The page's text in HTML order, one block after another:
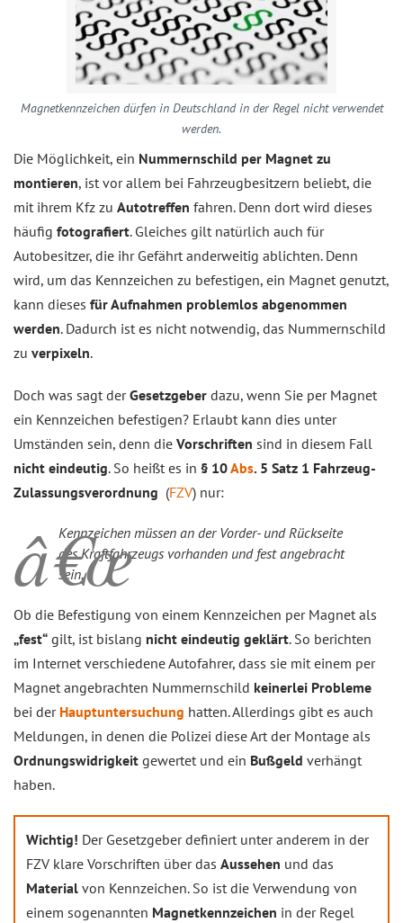
Magnetkennzeichen dürfen in Deutschland in der Regel nicht verwendet
werden.
Die Möglichkeit, ein Nummernschild per Magnet zu
montieren, ist vor allem bei Fahrzeugbesitzern beliebt, die
mit ihrem Kfz zu Autotreffen fahren. Denn dort wird dieses
häufig fotografiert. Gleiches gilt natürlich auch für
Autobesitzer, die ihr Gefährt anderweitig ablichten. Denn
wird, um das Kennzeichen zu befestigen, ein Magnet genutzt,
kann dieses für Aufnahmen problemlos abgenommen
werden. Dadurch ist es nicht notwendig, das Nummernschild
zu verpixeln.
Doch was sagt derGesetzgeber dazu, wenn Sie per Magnet
ein Kennzeichen befestigen? Erlaubt kann dies unter
Umständen sein, denn die Vorschriften sind in diesem Fall
nicht eindeutig. So heißt es in § 10Abs. 5 Satz 1 Fahrzeug-
Zulassungsverordnung (FZV) nur:
Kennzeichen müssen an der Vorder- und Rückseite
des Kraftfahrzeugs vorhanden und fest angebracht
sein.
Ob die Befestigung von einem Kennzeichen per Magnet als
„fest“ gilt, ist bislang nicht eindeutig geklärt. So berichten
im Internet verschiedene Autofahrer, dass sie mit einem per
Magnet angebrachten Nummernschild keinerlei Probleme
bei der Hauptuntersuchung hatten. Allerdings gibt es auch
Meldungen, in denen die Polizei diese Art der Montage als
Ordnungswidrigkeit gewertet und ein Bußgeld verhängt
haben.
Wichtig! Der Gesetzgeber definiert unter anderem in der
FZV klare Vorschriften über das Aussehen und das
Material von Kennzeichen. So ist die Verwendung von
einem sogenannten Magnetkennzeichen in der Regel